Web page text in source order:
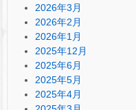
2026年3月
2026年2月
2026年1月
2025年12月
2025年6月
2025年5月
2025年4月